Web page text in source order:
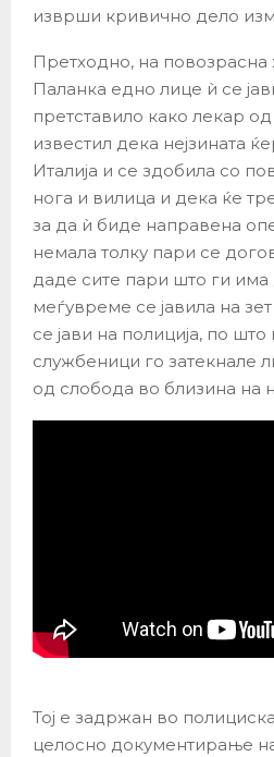
изврши кривично дело
Претходно, на
Паланка едно лице ѝ се
претставило како лекар од
известил дека нејзината
Италија и се здобила со
нога и вилица и дека ќе
за да ѝ биде направена
немала толку пари се
даде сите пари што ги
меѓувреме се јавила на зет
се јави на полиција, по
службеници го затекнале
од слобода во близина на
Тој е задржан во
целосно документирање на